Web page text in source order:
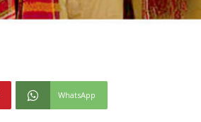
WhatsApp